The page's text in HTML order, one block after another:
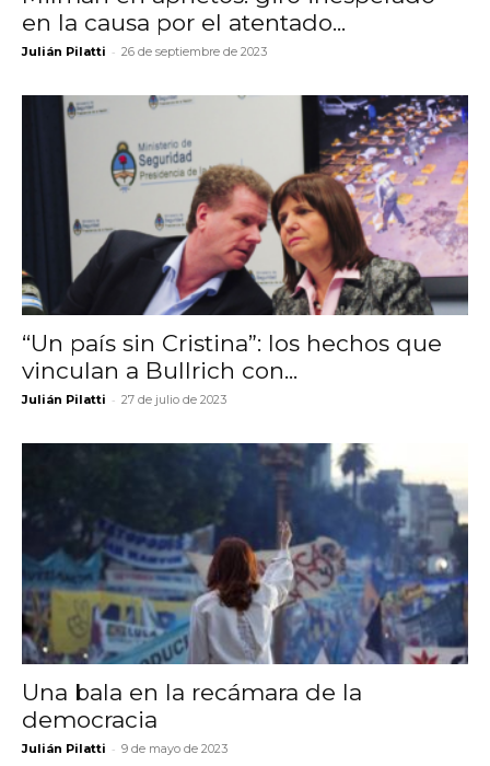
en la causa por el atentado...
Julián Pilatti - 26 de septiembre de 2023
“Un país sin Cristina”: los hechos que
vinculan a Bullrich con...
Julián Pilatti - 27 de julio de 2023
Una bala en la recámara de la
democracia
Julián Pilatti - 9 de mayo de 2023